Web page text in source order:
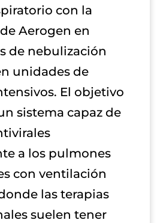
con la
Aerogen en
de nebulización
unidades de
El objetivo
sistema capaz de
a los pulmones
con ventilación
las terapias
suelen tener